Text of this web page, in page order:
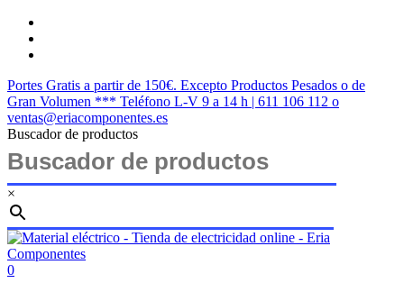
Saltar
contenido
Portes Gratis a partir de 150€. Excepto Productos Pesados o de
Gran Volumen *** Teléfono L-V 9 a 14 h | 611 106 112 o
ventas@eriacomponentes.es
Buscador de productos
×
Cerrar
búsqueda
buscar
account
0